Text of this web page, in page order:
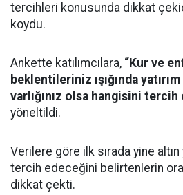
tercihleri konusunda dikkat
koydu.
Ankette katılımcılara, “Kur ve
beklentileriniz ışığında
varlığınız olsa hangisini tercih
yöneltildi.
Verilere göre ilk sırada yine altın
tercih edeceğini belirtenlerin
dikkat çekti.